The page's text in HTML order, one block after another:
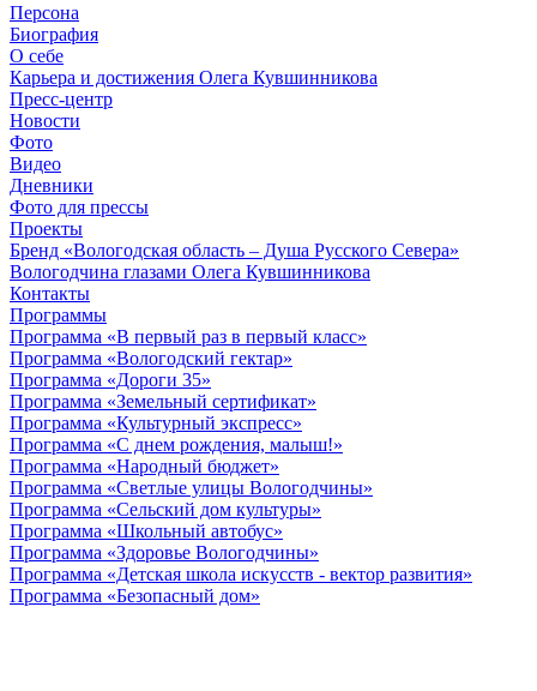
Персона
Биография
О себе
Карьера и достижения Олега Кувшинникова
Пресс-центр
Новости
Фото
Видео
Дневники
Фото для прессы
Проекты
Бренд «Вологодская область – Душа Русского Севера»
Вологодчина глазами Олега Кувшинникова
Контакты
Программы
Программа «В первый раз в первый класс»
Программа «Вологодский гектар»
Программа «Дороги 35»
Программа «Земельный сертификат»
Программа «Культурный экспресс»
Программа «С днем рождения, малыш!»
Программа «Народный бюджет»
Программа «Светлые улицы Вологодчины»
Программа «Сельский дом культуры»
Программа «Школьный автобус»
Программа «Здоровье Вологодчины»
Программа «Детская школа искусств - вектор развития»
Программа «Безопасный дом»